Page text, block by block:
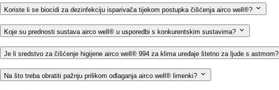
Koriste li se biocidi za dezinfekciju isparivača tijekom postupka čišćenja airco well®?
Koje su prednosti sustava airco well® u usporedbi s konkurentskim sustavima?
Je li sredstvo za čišćenje higijene airco well® 994 za klima uređaje štetno za ljude s astmom?
Na što treba obratiti pažnju prilikom odlaganja airco well® limenki?